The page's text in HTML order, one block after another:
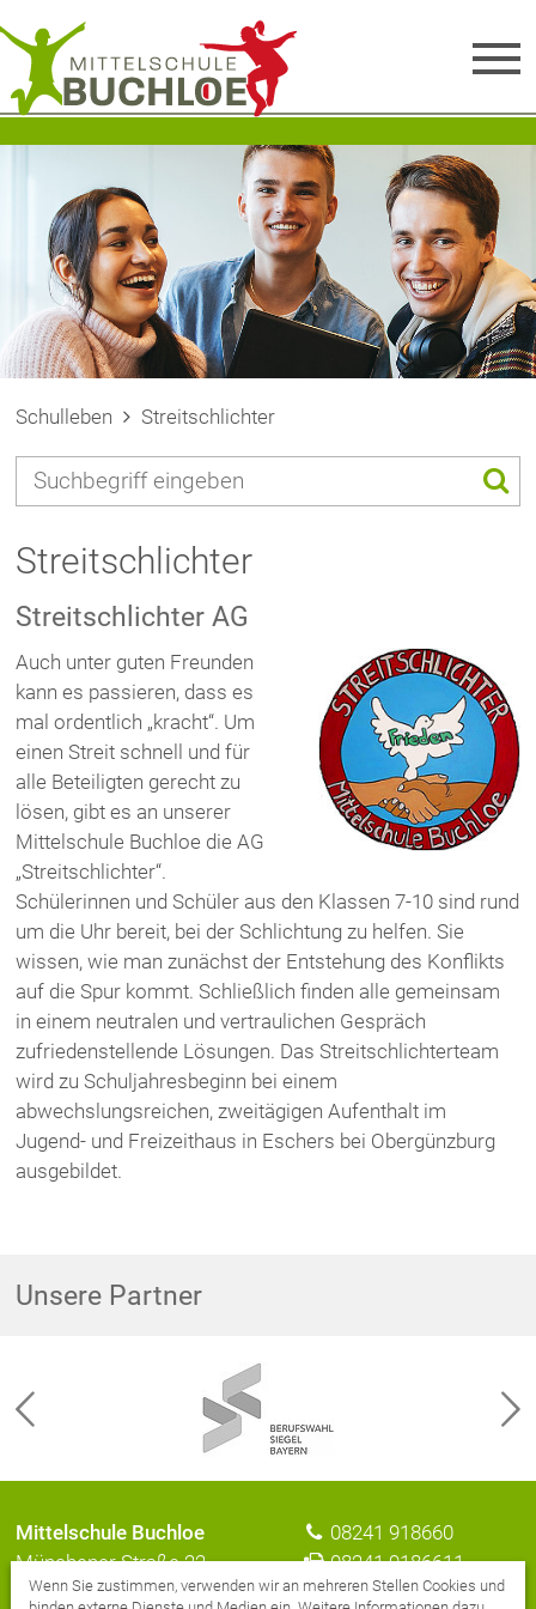
Schulleben Streitschlichter
Streitschlichter
Streitschlichter AG
Auch unter guten Freunden
kann es passieren, dass es
mal ordentlich „kracht“. Um
einen Streit schnell und für
alle Beteiligten gerecht zu
lösen, gibt es an unserer
Mittelschule Buchloe die AG
„Streitschlichter“.
Schülerinnen und Schüler aus den Klassen 7-10 sind rund
um die Uhr bereit, bei der Schlichtung zu helfen. Sie
wissen, wie man zunächst der Entstehung des Konflikts
auf die Spur kommt. Schließlich finden alle gemeinsam
in einem neutralen und vertraulichen Gespräch
zufriedenstellende Lösungen. Das Streitschlichterteam
wird zu Schuljahresbeginn bei einem
abwechslungsreichen, zweitägigen Aufenthalt im
Jugend- und Freizeithaus in Eschers bei Obergünzburg
ausgebildet.
Unsere Partner
Mittelschule Buchloe
Münchener Straße 22
86807 Buchloe
08241 918660
08241 9186611
E-Mail senden
Wenn Sie zustimmen, verwenden wir an mehreren Stellen Cookies und